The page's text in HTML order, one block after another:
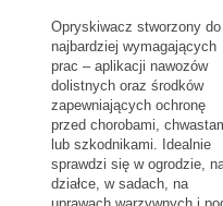
Opryskiwacz stworzony do
najbardziej wymagających
prac – aplikacji nawozów
dolistnych oraz środków
zapewniających ochronę
przed chorobami,
lub szkodnikami. Idealnie
sprawdzi się w ogrodzie,
działce, w sadach, na